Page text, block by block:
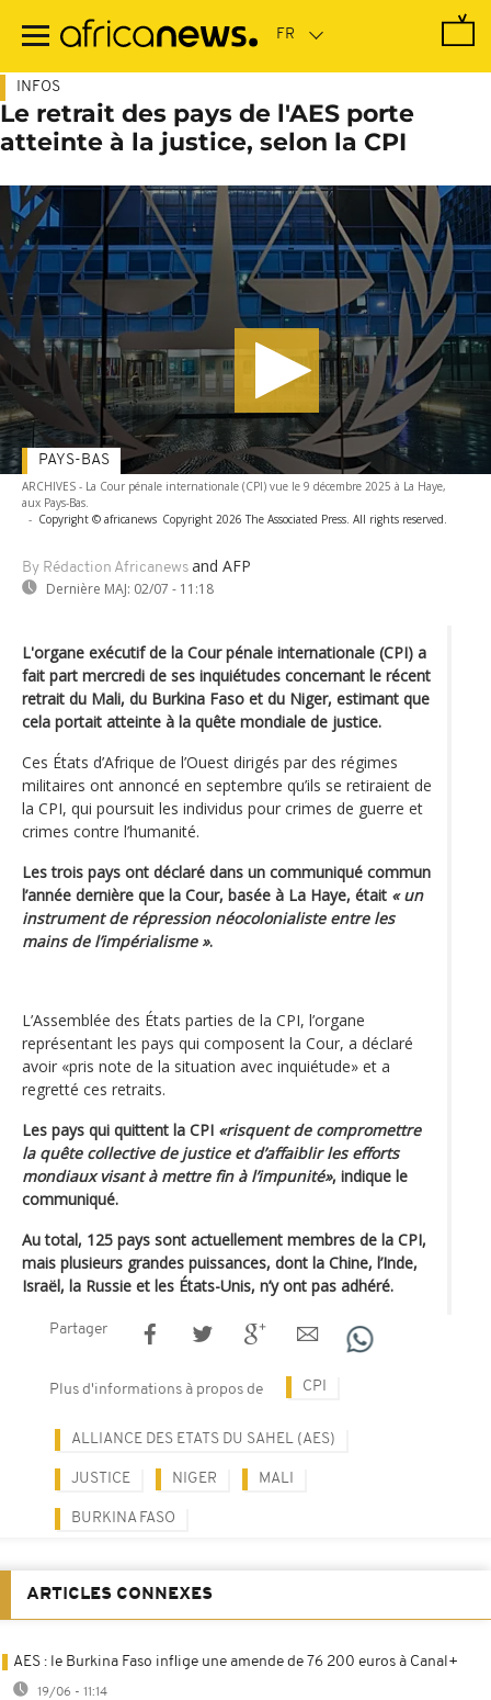
contenu
INFOS
Le retrait des pays de l'AES porte
atteinte à la justice, selon la CPI
ARCHIVES - La Cour pénale internationale (CPI) vue le 9 décembre 2025 à La Haye,
aux Pays-Bas.
- Copyright © africanews Copyright 2026 The Associated Press. All rights reserved.
By Rédaction Africanews and AFP
Dernière MAJ: 02/07 - 11:18
PAYS-BAS
L'organe exécutif de la Cour pénale internationale (CPI) a
fait part mercredi de ses inquiétudes concernant le récent
retrait du Mali, du Burkina Faso et du Niger, estimant que
cela portait atteinte à la quête mondiale de justice.
Ces États d’Afrique de l’Ouest dirigés par des régimes
militaires ont annoncé en septembre qu’ils se retiraient de
la CPI, qui poursuit les individus pour crimes de guerre et
crimes contre l’humanité.
Les trois pays ont déclaré dans un communiqué commun
l’année dernière que la Cour, basée à La Haye, était « un
instrument de répression néocolonialiste entre les
mains de l’impérialisme ».
L’Assemblée des États parties de la CPI, l’organe
représentant les pays qui composent la Cour, a déclaré
avoir «pris note de la situation avec inquiétude» et a
regretté ces retraits.
Les pays qui quittent la CPI «risquent de compromettre
la quête collective de justice et d’affaiblir les efforts
mondiaux visant à mettre fin à l’impunité», indique le
communiqué.
Au total, 125 pays sont actuellement membres de la CPI,
mais plusieurs grandes puissances, dont la Chine, l’Inde,
Israël, la Russie et les États-Unis, n’y ont pas adhéré.
Partager
Plus d'informations à propos de CPI
ALLIANCE DES ETATS DU SAHEL (AES)
JUSTICE NIGER MALI
BURKINA FASO
ARTICLES CONNEXES
AES : le Burkina Faso inflige une amende de 76 200 euros à Canal+
19/06 - 11:14